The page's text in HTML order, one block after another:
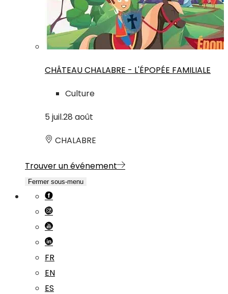
CHÂTEAU CHALABRE - L'ÉPOPÉE FAMILIALE
Culture
5 juil.28 août
CHALABRE
Trouver un événement
Fermer sous-menu
FR
EN
ES